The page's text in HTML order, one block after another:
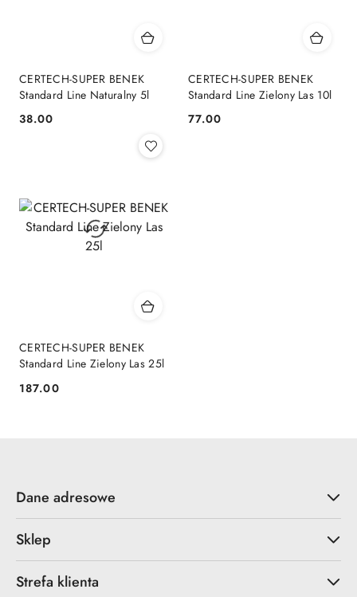
CERTECH-SUPER BENEK
Standard Line Naturalny 5l
Cena:
38.00
CERTECH-SUPER BENEK
Standard Line Zielony Las 10l
Cena:
77.00
CERTECH-SUPER BENEK
Standard Line Zielony Las 25l
Cena:
187.00
Dane adresowe
Sklep
Strefa klienta